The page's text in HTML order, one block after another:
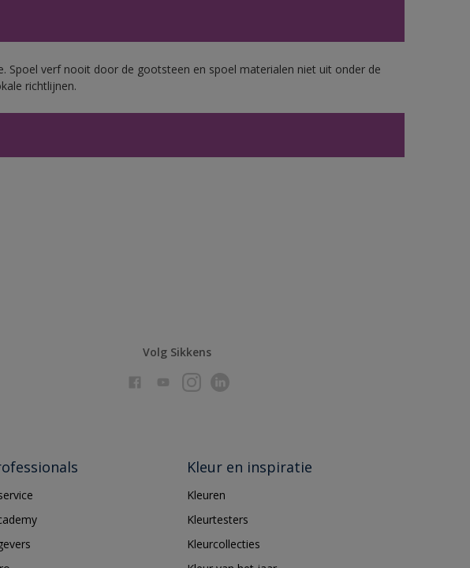
Spoel verf nooit door de gootsteen en spoel materialen niet uit onder de
richtlijnen.
Volg Sikkens
Kleur en inspiratie
Kleuren
Kleurtesters
Kleurcollecties